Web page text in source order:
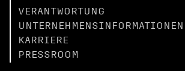
VERANTWORTUNG
UNTERNEHMENSINFORMATIONEN
KARRIERE
PRESSROOM